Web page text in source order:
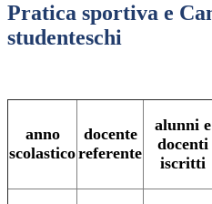
Pratica sportiva e
studenteschi
anno
scolastico
docente
referente
alunni e
docenti
iscritti